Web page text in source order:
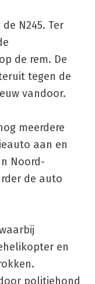
N245. Ter
de rem. De
tegen de
vandoor.
meerdere
aan en
Noord-
de auto
en
politiehond